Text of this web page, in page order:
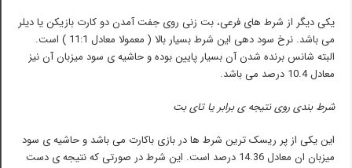
یکی دیگر از شرط های فرعی، بت زنی روی جفت آمدن دو کارت بازیکن یا دیلر
می باشد. نرخ سود دهی این شرط بسیار بالا ( معمولا معادل 11:1 ) است.
البته شانس برنده شدن آن بسیار پایین بوده و حاشیه ی سود میزبان آن نیز
معادل 10.4 درصد می باشد.
شرط بندی روی نتیجه ی برابر یا تای بت
این یکی از پر ریسک ترین شرط ها در بازی باکارت می باشد و حاشیه ی سود
میزبان ان معادل 14.36 درصد است. این شرط در صورتی که نتیجه ی دست